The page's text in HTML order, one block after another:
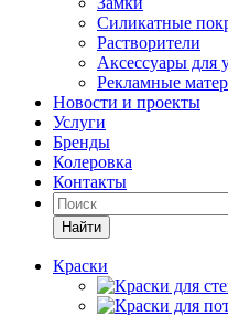
Силикатные
Растворители
Аксессуары для
Рекламные
Новости и проекты
Услуги
Бренды
Колеровка
Контакты
Найти
Краски